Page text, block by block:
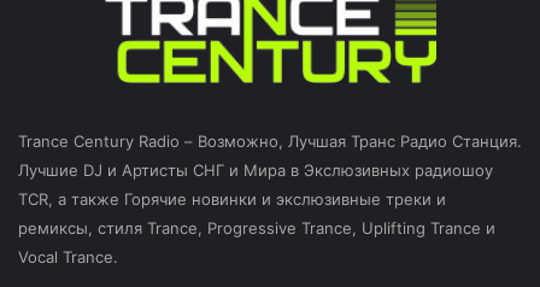
Trance Century Radio – Возможно, Лучшая Транс Радио Станция.
Лучшие DJ и Артисты СНГ и Мира в Экслюзивных радиошоу
TCR, а также Горячие новинки и экслюзивные треки и
ремиксы, стиля Trance, Progressive Trance, Uplifting Trance и
Vocal Trance.